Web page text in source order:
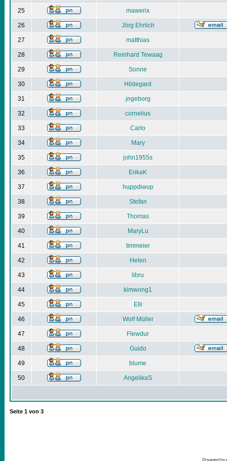
25 mawerix
26 Jörg Ehrlich
27 matthias
28 Reinhard Tewaag
29 Sonne
30 Hildegard
31 jngeborg
32 cornelius
33 Carlo
34 Mary
35 john1955s
36 ErikaK
37 huppdiwup
38 Stefan
39 Thomas
40 MaryLu
41 timmeier
42 Helen
43 libru
44 kimwong1
45 Elli
46 Wolf Müller
47 Flewdur
48 Guido
49 blume
50 AngelikaS
Seite 1 von 3
Powered by